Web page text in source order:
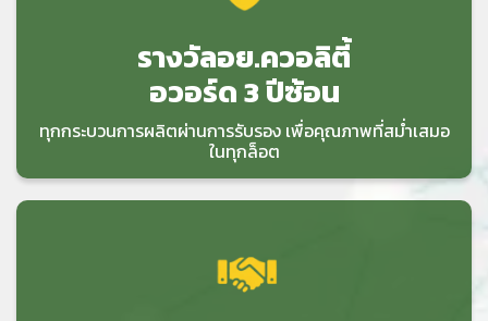
รางวัลอย.ควอลิตี้
อวอร์ด 3 ปีซ้อน
ทุกกระบวนการผลิตผ่านการรับรอง เพื่อคุณภาพที่สม่ำเสมอ
ในทุกล็อต